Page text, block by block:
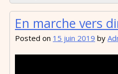
En marche vers
Posted on 15 juin 2019 by